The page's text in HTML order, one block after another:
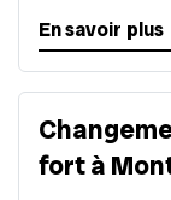
En savoir plus
fort à